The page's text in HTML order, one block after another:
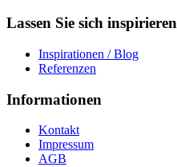
Lassen Sie sich inspirieren
Inspirationen / Blog
Referenzen
Informationen
Kontakt
Impressum
AGB